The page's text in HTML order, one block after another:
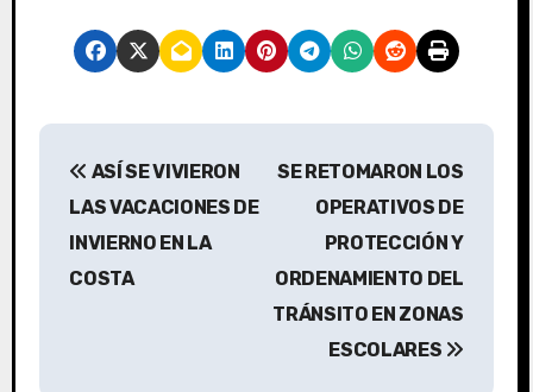
N
ASÍ SE VIVIERON
LAS VACACIONES DE
INVIERNO EN LA
COSTA
SE RETOMARON LOS
OPERATIVOS DE
PROTECCIÓN Y
ORDENAMIENTO DEL
TRÁNSITO EN ZONAS
ESCOLARES